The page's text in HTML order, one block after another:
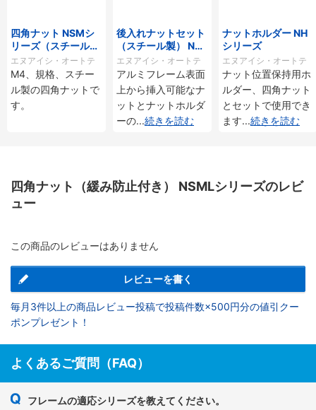
四角ナット NSMシ
リーズ（スチール
製）
エヌアイシ・オートテ
ック
M4、規格、スチー
ル製の四角ナットで
す。
後入れナットセット
（スチール製） NAS
Tシリーズ
エヌアイシ・オートテ
ック
アルミフレーム表面
上から挿入可能なナ
ットとナットホルダ
ーの...続きを読む
ナットホルダー NH
シリーズ
エヌアイシ・オートテ
ック
ナット位置保持用ホ
ルダー、四角ナット
とセットで使用でき
ます...続きを読む
四角ナット（緩み防止付き） NSMLシリーズのレビ
ュー
この商品のレビューはありません
レビューを書く
毎月3件以上の商品レビュー投稿で投稿件数×500円分の値引クー
ポンプレゼント！
よくあるご質問（FAQ）
フレームの適応シリーズを教えてください。